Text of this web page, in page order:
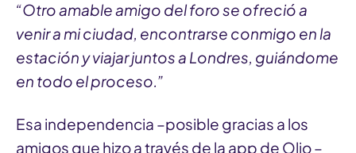
“Otro amable amigo del foro se ofreció a
venir a mi ciudad, encontrarse conmigo en la
estación y viajar juntos a Londres, guiándome
en todo el proceso.”
Esa independencia –posible gracias a los
amigos que hizo a través de la app de Olio –